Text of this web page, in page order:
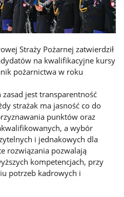
Straży Pożarnej zatwierdził
na kwalifikacyjne kursy
pożarnictwa w roku
jest transparentność
strażak ma jasność co do
punktów oraz
a wybór
i jednakowych dla
rozwiązania pozwalają
kompetencjach, przy
potrzeb kadrowych i